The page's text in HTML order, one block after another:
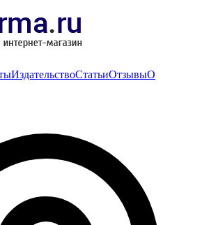
ИздательствоСтатьиОтзывыО